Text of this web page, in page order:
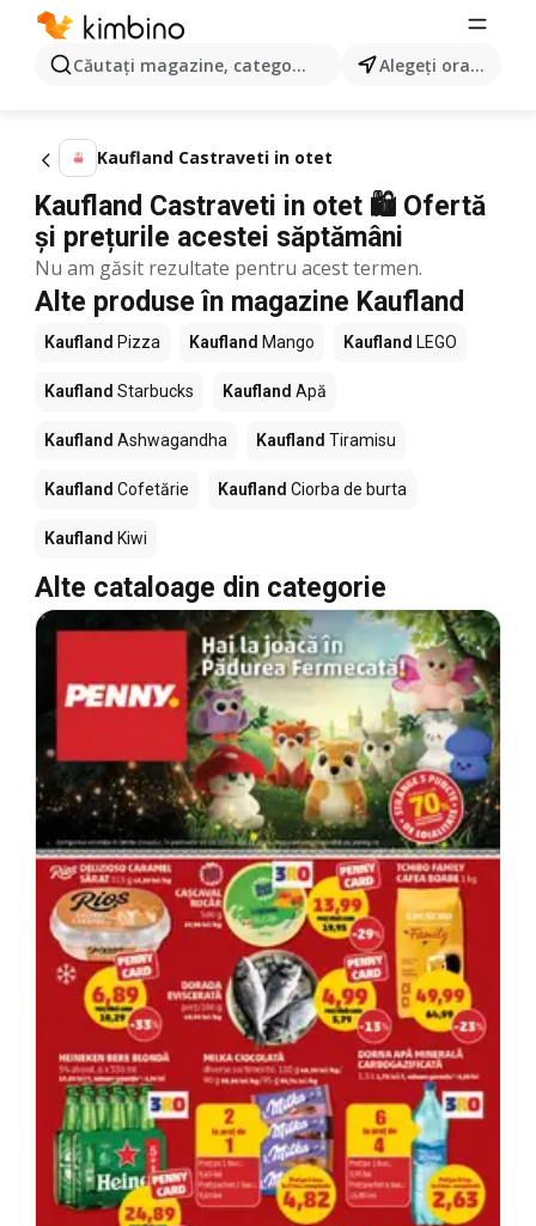
Căutaţi magazine, categorii, produse... Alegeţi oraşul
Kaufland Castraveti in otet
Kaufland Castraveti in otet 🛍️ Ofertă
și prețurile acestei săptămâni
Nu am găsit rezultate pentru acest termen.
Alte produse în magazine Kaufland
Kaufland Pizza Kaufland Mango Kaufland LEGO
Kaufland Starbucks Kaufland Apă
Kaufland Ashwagandha Kaufland Tiramisu
Kaufland Cofetărie Kaufland Ciorba de burta
Kaufland Kiwi
Alte cataloage din categorie